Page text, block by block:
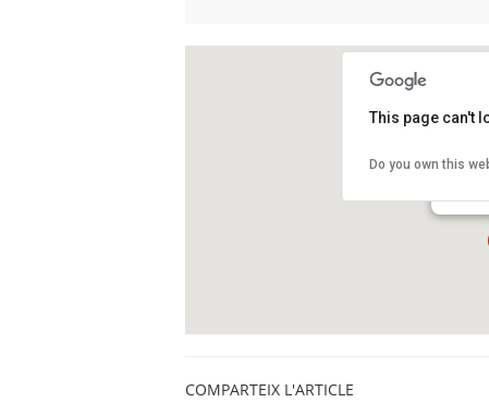
Carrer
This page can't
Do you own this
COMPARTEIX L'ARTICLE